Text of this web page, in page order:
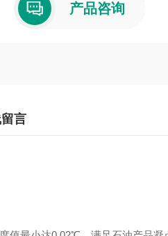
产品咨询
言